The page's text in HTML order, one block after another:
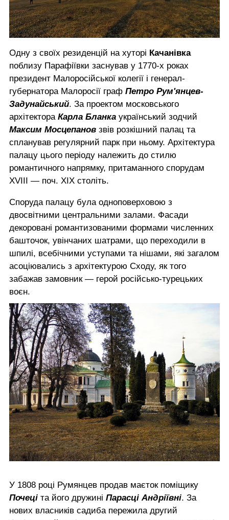
Одну з своїх рези­денцій на хуторі Качанівка
поблизу Парафіївки заснував у 1770-х роках
президент Малоросійської колегії і генерал-
губернатора Малоросії граф Петро Рум'янцев-
Задунайський. За проектом московського
архітектора Карла Бланка український зодчий
Максим Мосцепанов звів розкішний палац та
спланував регулярний парк при ньому. Архітектура
палацу цього періоду належить до стилю
романтичного напрямку, притаманного спорудам
XVIII — поч. XIX століть.
Споруда палацу була одноповерховою з
двосвітними центральними залами. Фасади
декоровані романтизованими формами численних
башточок, увінчаних шатрами, що переходили в
шпилі, всебічними уступами та нішами, які загалом
асоціювались з архітектурою Сходу, як того
забажав замовник — герой російсько-турецьких
воєн.
У 1808 році Румянцев продав маєток поміщику
Почеці та його дружині Парасці Андріївні. За
нових власників садиба пережила другий